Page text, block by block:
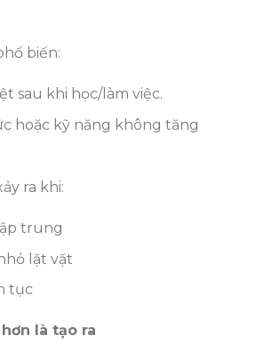
biến:
sau khi học/làm việc.
hoặc kỹ năng không tăng
ra khi:
trung
lặt vặt
tục
là tạo ra